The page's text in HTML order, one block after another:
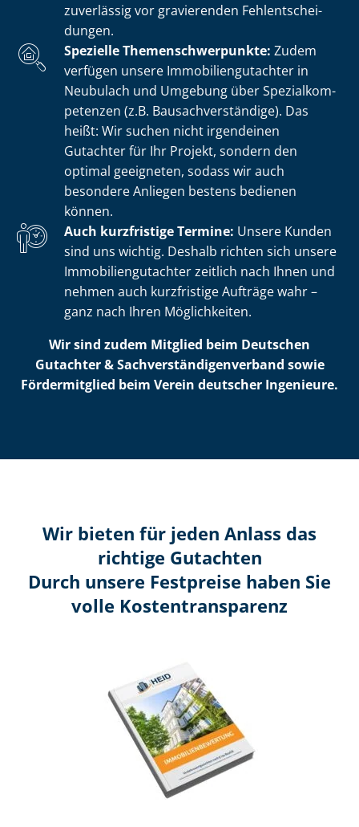
zuverlässig vor gravierenden Fehl­ent­schei­
dun­gen.
Spezielle The­men­schwer­punk­te: Zudem
verfügen unsere Im­mo­bi­li­en­gut­ach­ter in
Neubulach und Umgebung über Spe­zi­al­kom­
pe­ten­zen (z.B. Bau­sach­ver­stän­di­ge). Das
heißt: Wir suchen nicht irgendeinen
Gutachter für Ihr Projekt, sondern den
optimal geeigneten, sodass wir auch
besondere Anliegen bestens bedienen
können.
Auch kurzfristige Termine: Unsere Kunden
sind uns wichtig. Deshalb richten sich unsere
Im­mo­bi­li­en­gut­ach­ter zeitlich nach Ihnen und
nehmen auch kurzfristige Aufträge wahr –
ganz nach Ihren Möglichkeiten.
Wir sind zudem Mitglied beim Deutschen
Gutachter & Sach­ver­stän­di­gen­ver­band sowie
Fördermitglied beim Verein deutscher Ingenieure.
Wir bieten für jeden Anlass das
richtige Gutachten
Durch unsere Festpreise haben Sie
volle Kosten­transparenz